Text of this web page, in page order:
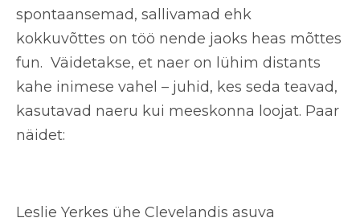
spontaansemad, sallivamad ehk
kokkuvõttes on töö nende jaoks heas mõttes
fun. Väidetakse, et naer on lühim distants
kahe inimese vahel – juhid, kes seda teavad,
kasutavad naeru kui meeskonna loojat. Paar
näidet:
Leslie Yerkes ühe Clevelandis asuva